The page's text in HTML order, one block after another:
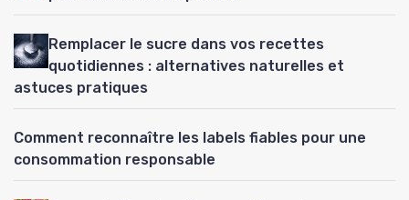
Remplacer le sucre dans vos recettes
quotidiennes : alternatives naturelles et
astuces pratiques
Comment reconnaître les labels fiables pour une
consommation responsable